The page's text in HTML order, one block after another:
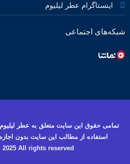
اینستاگرام عطر لیلیوم
شبکه‌های اجتماعی
تمامی حقوق این سایت متعلق به عطر
استفاده از مطالب این سایت بدون
All rights reserved